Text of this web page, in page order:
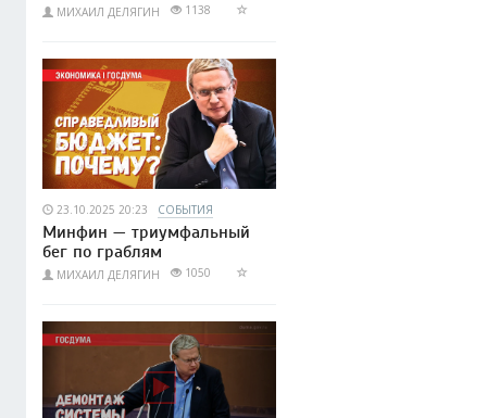
МИХАИЛ ДЕЛЯГИН 1138
23.10.2025 20:23 СОБЫТИЯ
Минфин — триумфальный
бег по граблям
МИХАИЛ ДЕЛЯГИН 1050